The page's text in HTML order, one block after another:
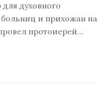
духовного
и прихожан на
протоиерей…